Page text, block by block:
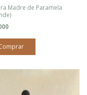
Madre de Paramela